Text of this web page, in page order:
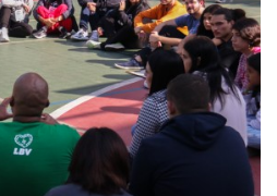
mendante al
― La esprimo rilatas al
Religio de Dio, de la Kristo kaj